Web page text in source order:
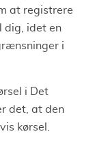
at registrere
dig, idet en
i
i Det
det, at den
kørsel.